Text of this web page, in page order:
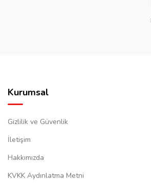
Kurumsal
Gizlilik ve Güvenlik
İletişim
Hakkımızda
KVKK Aydınlatma Metni